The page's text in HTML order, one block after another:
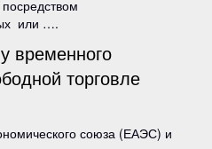
или ….
временного
торговле
союза (ЕАЭС) и